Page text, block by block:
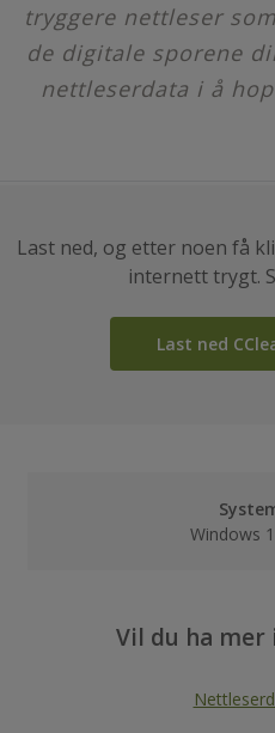
tryggere nettleser
de digitale sporene
nettleserdata i å
Last ned, og etter noen få
internett trygt.
Last ned
Windows
Vil du ha mer